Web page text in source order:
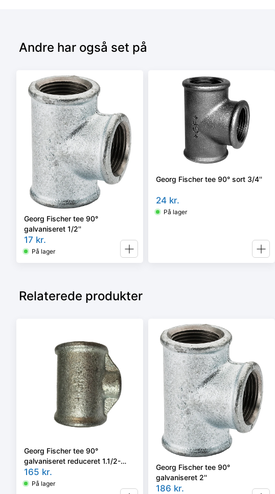
Andre har også set på
Georg Fischer tee 90°
galvaniseret 1/2''
17 kr.
På lager
Georg Fischer tee 90° sort 3/4''
24 kr.
På lager
Relaterede produkter
Georg Fischer tee 90°
galvaniseret reduceret 1.1/2-
1.1/4''
165 kr.
På lager
Georg Fischer tee 90°
galvaniseret 2''
186 kr.